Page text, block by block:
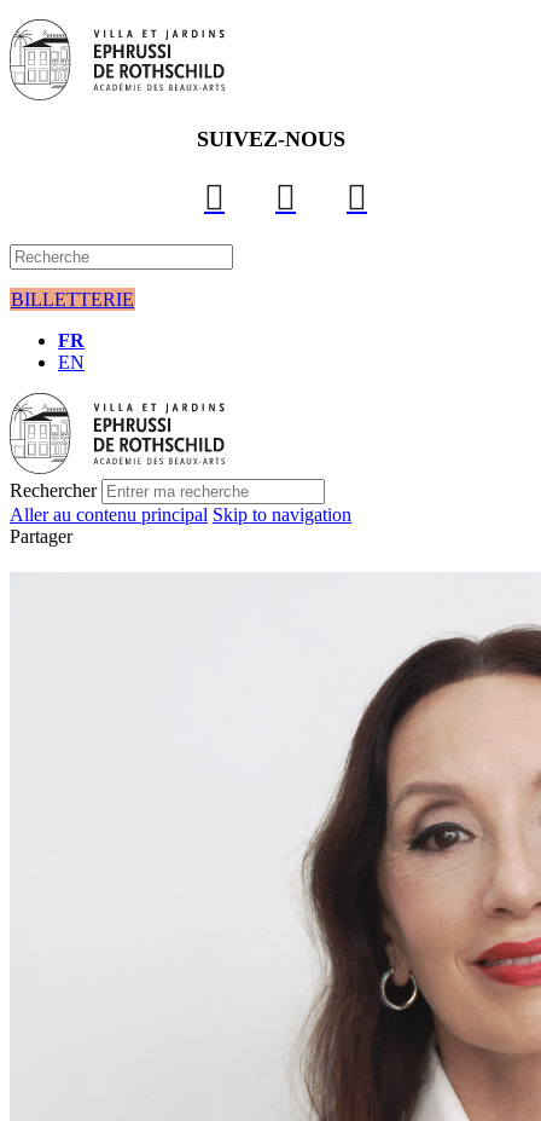
SUIVEZ-NOUS
BILLETTERIE
FR
EN
Rechercher
Aller au contenu principal Skip to navigation
Partager